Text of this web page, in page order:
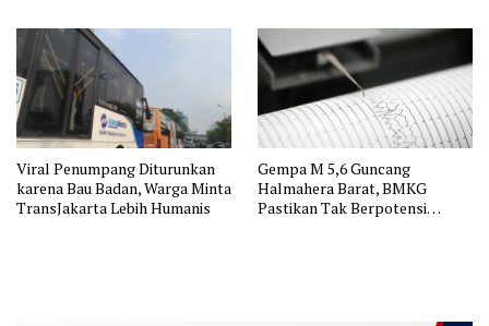
Viral Penumpang Diturunkan
karena Bau Badan, Warga Minta
TransJakarta Lebih Humanis
Gempa M 5,6 Guncang
Halmahera Barat, BMKG
Pastikan Tak Berpotensi